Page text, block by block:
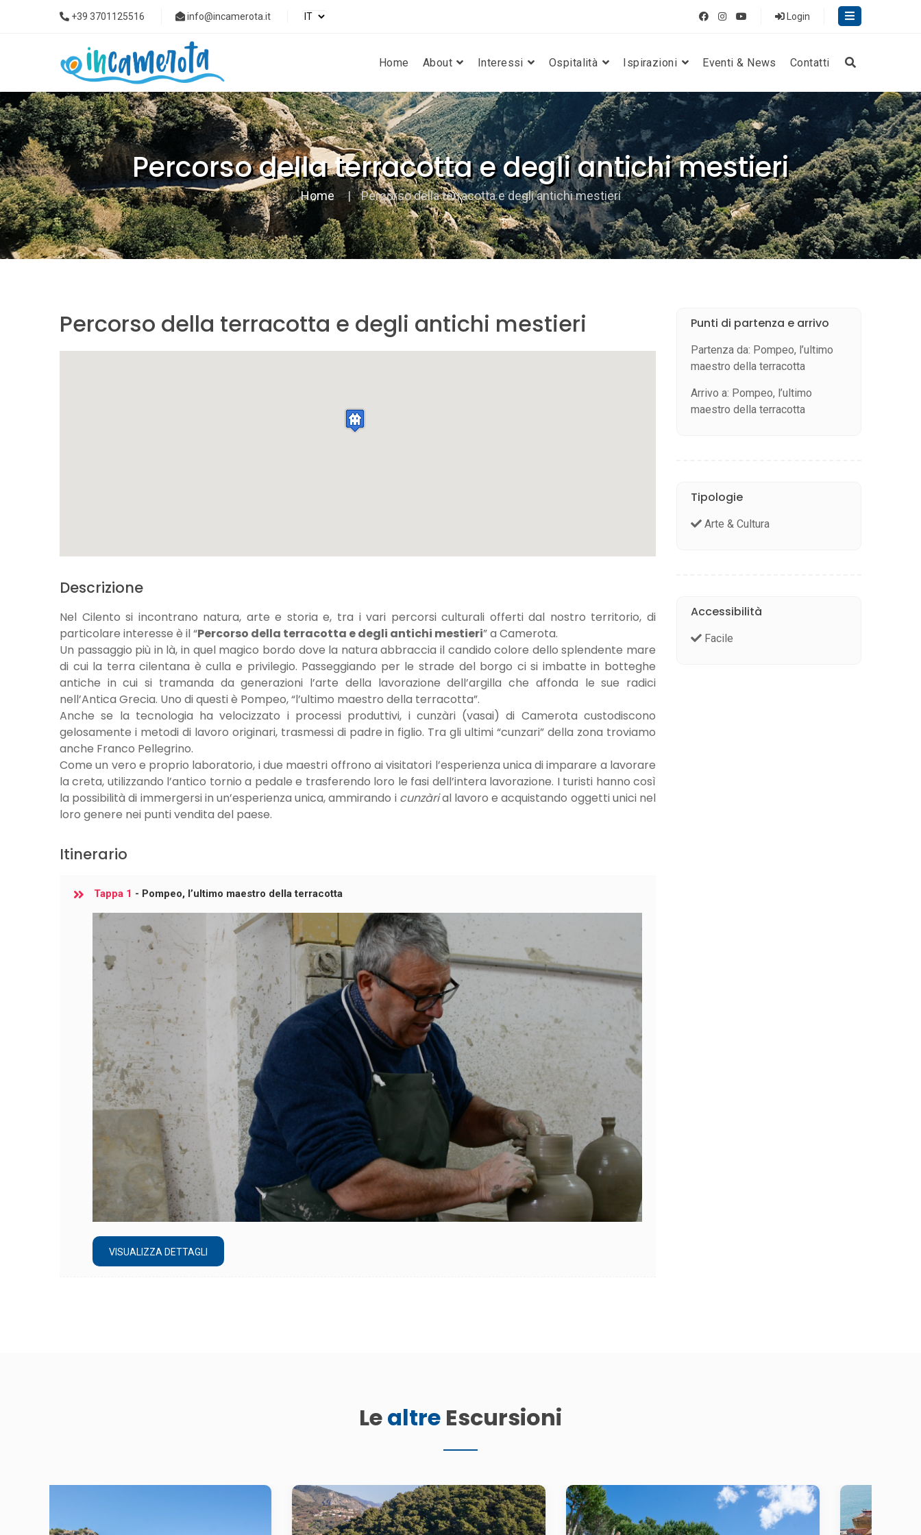
+39 3701125516 info@incamerota.it Login
Home About Interessi Ospitalità Ispirazioni Eventi & News Contatti
Percorso della terracotta e degli antichi mestieri
Home Percorso della terracotta e degli antichi mestieri
Percorso della terracotta e degli antichi mestieri
Descrizione
Nel Cilento si incontrano natura, arte e storia e, tra i vari percorsi culturali offerti dal nostro territorio, di
particolare interesse è il “Percorso della terracotta e degli antichi mestieri” a Camerota.
Un passaggio più in là, in quel magico bordo dove la natura abbraccia il candido colore dello splendente mare
di cui la terra cilentana è culla e privilegio. Passeggiando per le strade del borgo ci si imbatte in botteghe
antiche in cui si tramanda da generazioni l’arte della lavorazione dell’argilla che affonda le sue radici
nell’Antica Grecia. Uno di questi è Pompeo, “l’ultimo maestro della terracotta”.
Anche se la tecnologia ha velocizzato i processi produttivi, i cunzàri (vasai) di Camerota custodiscono
gelosamente i metodi di lavoro originari, trasmessi di padre in figlio. Tra gli ultimi “cunzari” della zona troviamo
anche Franco Pellegrino.
Come un vero e proprio laboratorio, i due maestri offrono ai visitatori l’esperienza unica di imparare a lavorare
la creta, utilizzando l’antico tornio a pedale e trasferendo loro le fasi dell’intera lavorazione. I turisti hanno così
la possibilità di immergersi in un’esperienza unica, ammirando i cunzàrial lavoro e acquistando oggetti unici nel
loro genere nei punti vendita del paese.
Itinerario
Tappa 1 - Pompeo, l’ultimo maestro della terracotta
VISUALIZZA DETTAGLI
Punti di partenza e arrivo
Partenza da: Pompeo, l’ultimo
maestro della terracotta
Arrivo a: Pompeo, l’ultimo
maestro della terracotta
Tipologie
Arte & Cultura
Accessibilità
Facile
Lealtre Escursioni